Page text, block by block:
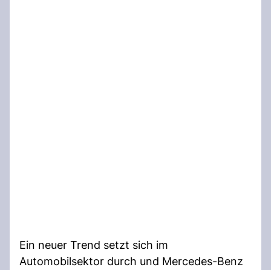
Ein neuer Trend setzt sich im
Automobilsektor durch und Mercedes-Benz